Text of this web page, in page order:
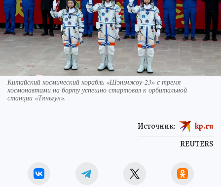
Китайский космический корабль «Шэньчжоу-23» с тремя
космонавтами на борту успешно стартовал к орбитальной
станции «Тяньгун».
REUTERS
Источник: kp.ru